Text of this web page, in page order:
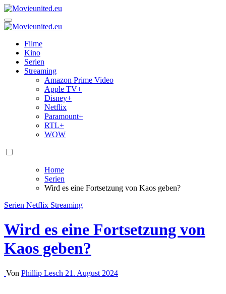
Zum
Inhalt
springen
Movieunited.eu
Filme
Kino
Serien
Streaming
Amazon Prime Video
Apple TV+
Disney+
Netflix
Paramount+
RTL+
WOW
Home
Serien
Wird es eine Fortsetzung von Kaos geben?
Serien Netflix Streaming
Wird es eine Fortsetzung von
Kaos geben?
Von Phillip Lesch 21. August 2024